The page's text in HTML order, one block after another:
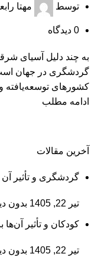
توسط مهتا
0 دیدگاه
به چند دلیل آسیای
گردشگری در جهان
کشورهای توسعه‌یافته
ادامه مطلب
آخرین مقالات
گردشگری و تأثیر
تیر 22, 1405 بدون
کودکان و تأثیر آن‌ها
تیر 22, 1405 بدون